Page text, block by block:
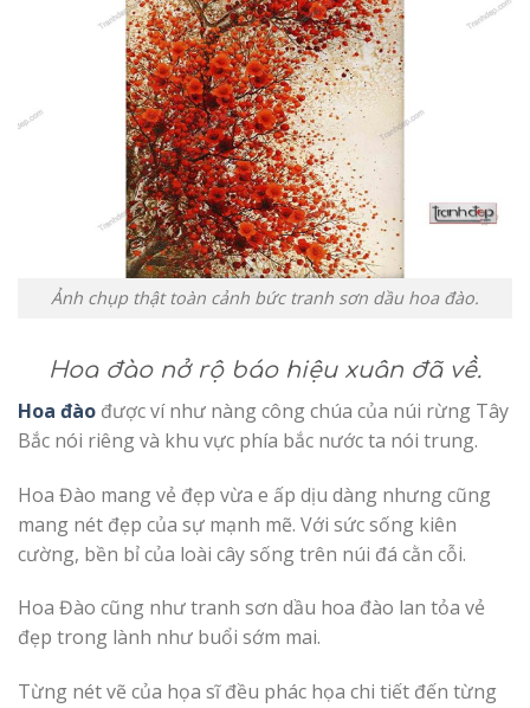
Ảnh chụp thật toàn cảnh bức tranh sơn dầu hoa đào.
Hoa đào nở rộ báo hiệu xuân đã về.
Hoa đào được ví như nàng công chúa của núi rừng Tây
Bắc nói riêng và khu vực phía bắc nước ta nói trung.
Hoa Đào mang vẻ đẹp vừa e ấp dịu dàng nhưng cũng
mang nét đẹp của sự mạnh mẽ. Với sức sống kiên
cường, bền bỉ của loài cây sống trên núi đá cằn cỗi.
Hoa Đào cũng như tranh sơn dầu hoa đào lan tỏa vẻ
đẹp trong lành như buổi sớm mai.
Từng nét vẽ của họa sĩ đều phác họa chi tiết đến từng